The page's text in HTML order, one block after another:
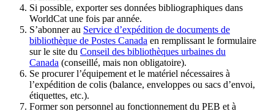
Si possible, exporter ses données bibliographiques dans
WorldCat une fois par année.
S’abonner au Service d’expédition de documents de
bibliothèque de Postes Canada en remplissant le formulaire
sur le site du Conseil des bibliothèques urbaines du
Canada (conseillé, mais non obligatoire).
Se procurer l’équipement et le matériel nécessaires à
l’expédition de colis (balance, enveloppes ou sacs d’envoi,
étiquettes, etc.).
Former son personnel au fonctionnement du PEB et à